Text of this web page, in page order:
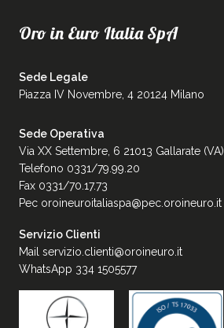
Oro in Euro Italia SpA
Sede Legale
Piazza IV Novembre, 4 20124 Milano
Sede Operativa
Via XX Settembre, 6 21013 Gallarate (VA)
Telefono 0331/79.99.20
Fax 0331/70.17.73
Pec oroineuroitaliaspa@pec.oroineuro.it
Servizio Clienti
Mail servizio.clienti@oroineuro.it
WhatsApp 334 1505577